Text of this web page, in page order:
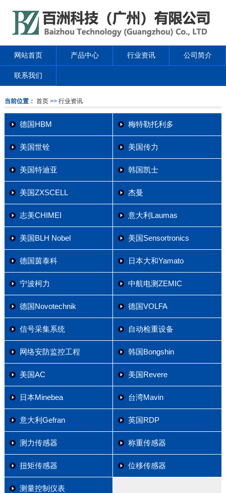
网站首页 产品中心 行业资讯 公司简介
联系我们
当前位置： 首页>> 行业资讯
德国HBM 梅特勒托利多
美国世铨 美国传力
美国特迪亚 韩国凯士
美国ZXSCELL 杰曼
志美CHIMEI 意大利Laumas
美国BLH Nobel 美国Sensortronics
德国茵泰科 日本大和Yamato
宁波柯力 中航电测ZEMIC
德国Novotechnik 德国VOLFA
信号采集系统 自动检重设备
网络安防监控工程 韩国Bongshin
美国AC 美国Revere
日本Minebea 台湾Mavin
意大利Gefran 英国RDP
测力传感器 称重传感器
扭矩传感器 位移传感器
测量控制仪表